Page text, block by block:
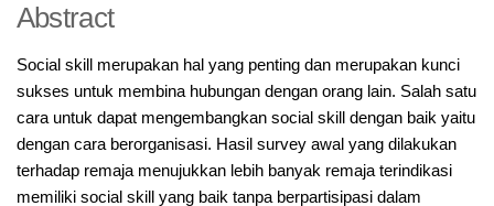
Abstract
Social skill merupakan hal yang penting dan merupakan kunci
sukses untuk membina hubungan dengan orang lain. Salah satu
cara untuk dapat mengembangkan social skill dengan baik yaitu
dengan cara berorganisasi. Hasil survey awal yang dilakukan
terhadap remaja menujukkan lebih banyak remaja terindikasi
memiliki social skill yang baik tanpa berpartisipasi dalam